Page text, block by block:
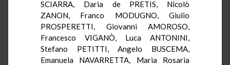
SCIARRA, Daria de PRETIS, Nicolò
ZANON, Franco MODUGNO, Giulio
PROSPERETTI, Giovanni AMOROSO,
Francesco VIGANÒ, Luca ANTONINI,
Stefano PETITTI, Angelo BUSCEMA,
Emanuela NAVARRETTA, Maria Rosaria